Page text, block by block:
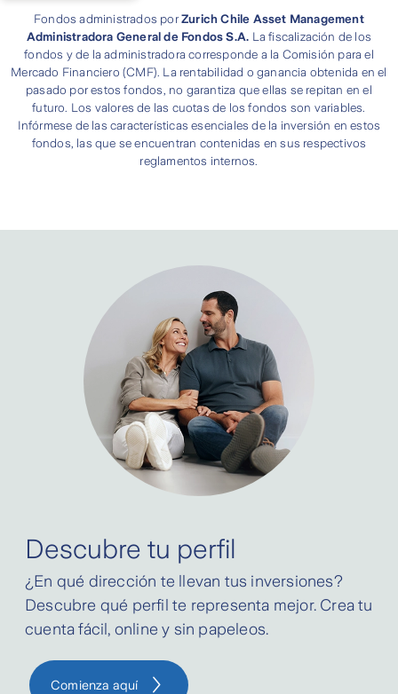
Fondos administrados porZurich Chile Asset Management
Administradora General de Fondos S.A. La fiscalización de los
fondos y de la administradora corresponde a la Comisión para el
Mercado Financiero (CMF). La rentabilidad o ganancia obtenida en el
pasado por estos fondos, no garantiza que ellas se repitan en el
futuro. Los valores de las cuotas de los fondos son variables.
Infórmese de las características esenciales de la inversión en estos
fondos, las que se encuentran contenidas en sus respectivos
reglamentos internos.
Descubre tu perfil
¿En qué dirección te llevan tus inversiones?
Descubre qué perfil te representa mejor. Crea tu
cuenta fácil, online y sin papeleos.
Comienza aquí